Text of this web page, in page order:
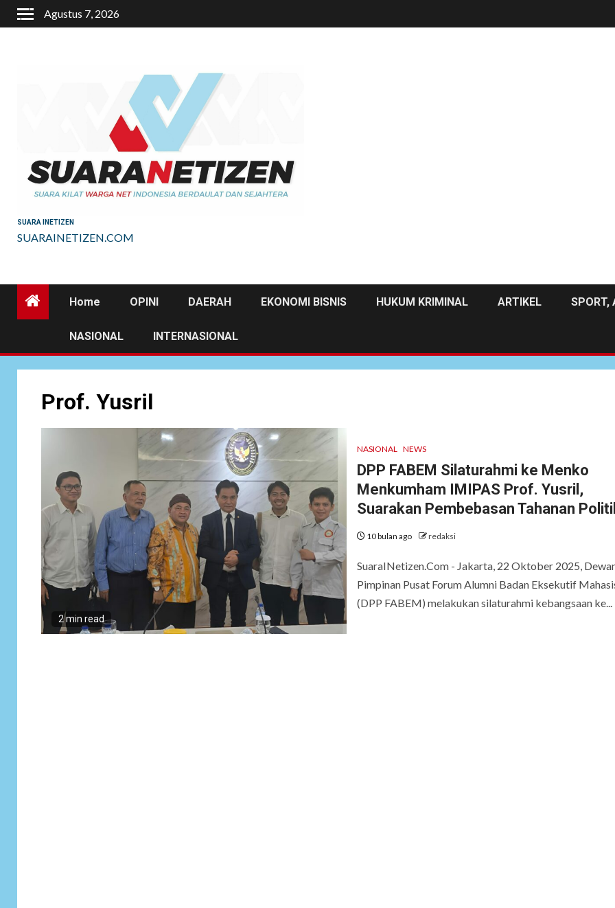
Skip
to
Agustus 7, 2026
SUARA INETIZEN
SUARAINETIZEN.COM
Home OPINI DAERAH EKONOMI BISNIS HUKUM KRIMINAL ARTIKEL SPORT,
NASIONAL INTERNASIONAL
Prof. Yusril
2 min read
NASIONAL NEWS
DPP FABEM Silaturahmi ke Menko
Menkumham IMIPAS Prof. Yusril,
Suarakan Pembebasan Tahanan
10 bulan ago redaksi
SuaraINetizen.Com - Jakarta, 22 Oktober 2025,
Pimpinan Pusat Forum Alumni Badan Eksekutif
(DPP FABEM) melakukan silaturahmi kebangsaan ke...